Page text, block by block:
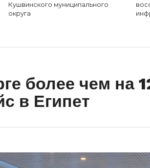
Кушвинского муниципального
округа
более чем на
в Египет